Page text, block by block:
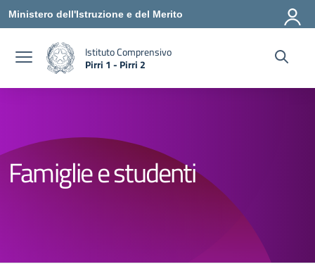
Vai ai contenuti
Vai al menu di navigazione
Vai al footer
Ministero dell'Istruzione e del Merito
Istituto Comprensivo
Pirri 1 - Pirri 2
Famiglie e studenti